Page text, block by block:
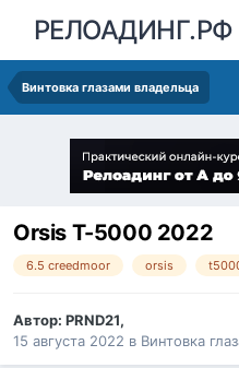
РЕЛОАДИНГ.РФ
Винтовка глазами владельца
Orsis T-5000 2022
6.5 creedmoor orsis
Автор: PRND21,
15 августа 2022 в Винтовка